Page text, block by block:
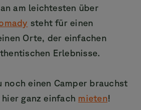
am leichtesten über
steht für einen
Orte, der einfachen
Erlebnisse.
noch einen Camper brauchst
ganz einfach mieten!